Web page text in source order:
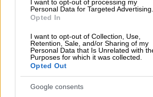
I want to opt-out of processing my
Personal Data for Targeted Advertising.
Opted In
I want to opt-out of Collection, Use,
Retention, Sale, and/or Sharing of my
Personal Data that Is Unrelated with
Purposes for which it was collected.
Opted Out
Google consents
έρχονται από την Κίνα, καθώς
της ΕΕ έχουν «
ανοσοποίησης και εμβολιασμού»
παραλλαγές που κυκλοφορούν
κυκλοφορούν ήδη στην ΕΕ».
κάποιες χώρες αποφάσισαν να
μέτρα.